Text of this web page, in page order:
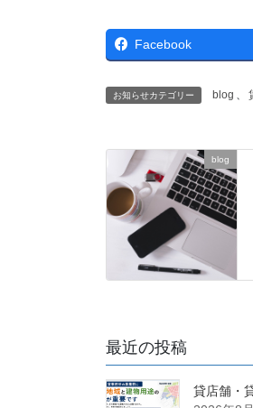
Facebook
お知らせカテゴリー blog
blog
最近の投稿
貸店舗・